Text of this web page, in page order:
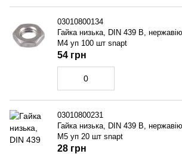
03010800134
Гайка низька, DIN 439 B,
M4 уп 100 шт snapt
54 грн
03010800231
Гайка низька, DIN 439 B,
M5 уп 20 шт snapt
28 грн